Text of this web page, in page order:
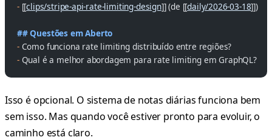
- [[clips/stripe-api-rate-limiting-design]] (de [[daily/2026-03-18]])
## Questões em Aberto
- Como funciona rate limiting distribuído entre regiões?
- Qual é a melhor abordagem para rate limiting em GraphQL?
Isso é opcional. O sistema de notas diárias funciona bem
sem isso. Mas quando você estiver pronto para evoluir, o
caminho está claro.